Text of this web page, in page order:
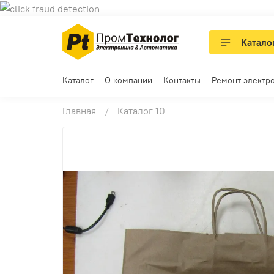
Каталог О компании Контакты Ремонт
Главная Каталог 10